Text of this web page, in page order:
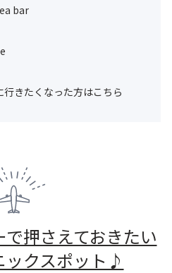
bar
行きたくなった方はこちら
押さえておきたい
ックスポット♪